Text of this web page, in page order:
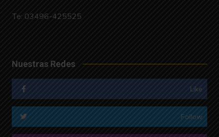
Te: 03496-425525
Nuestras Redes
Like
Follow